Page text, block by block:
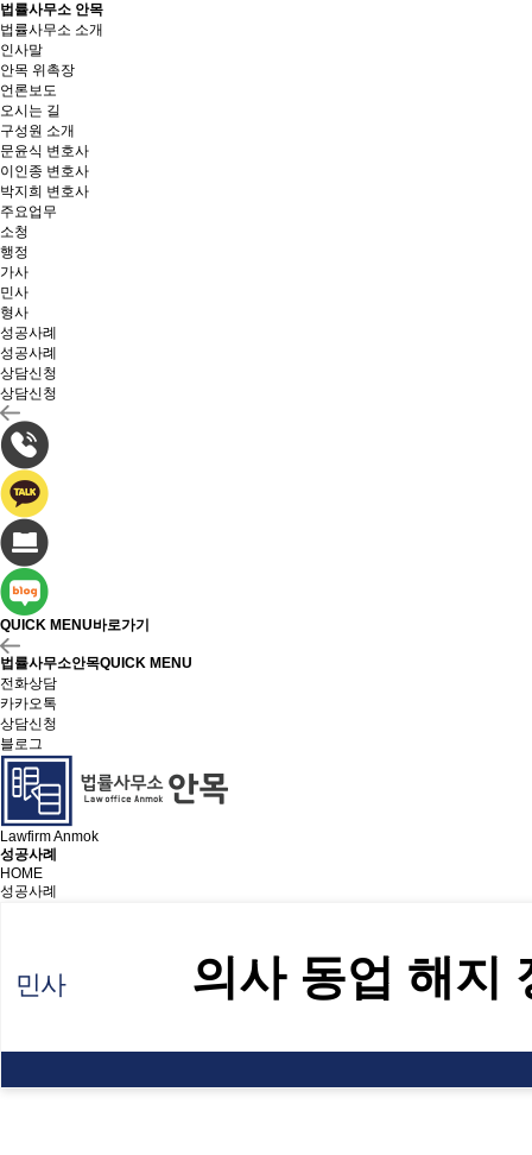
법률사무소 안목
법률사무소 소개
인사말
안목 위촉장
언론보도
오시는 길
구성원 소개
문윤식 변호사
이인종 변호사
박지희 변호사
주요업무
소청
행정
가사
민사
형사
성공사례
성공사례
상담신청
상담신청
QUICK MENU바로가기
법률사무소안목QUICK MENU
전화상담
카카오톡
상담신청
블로그
Lawfirm Anmok
성공사례
HOME
성공사례
민사 의사 동업 해지